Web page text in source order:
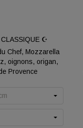
☪️
Chef, Mozzarella
oignons, origan,
Provence